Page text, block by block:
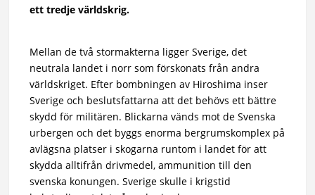
ett tredje världskrig.
Mellan de två stormakterna ligger Sverige, det
neutrala landet i norr som förskonats från andra
världskriget. Efter bombningen av Hiroshima inser
Sverige och beslutsfattarna att det behövs ett bättre
skydd för militären. Blickarna vänds mot de Svenska
urbergen och det byggs enorma bergrumskomplex på
avlägsna platser i skogarna runtom i landet för att
skydda alltifrån drivmedel, ammunition till den
svenska konungen. Sverige skulle i krigstid